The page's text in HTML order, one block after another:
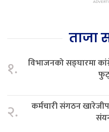
ताजा
१.
विभाजनको सङ्घारमा
२.
कर्मचारी संगठन